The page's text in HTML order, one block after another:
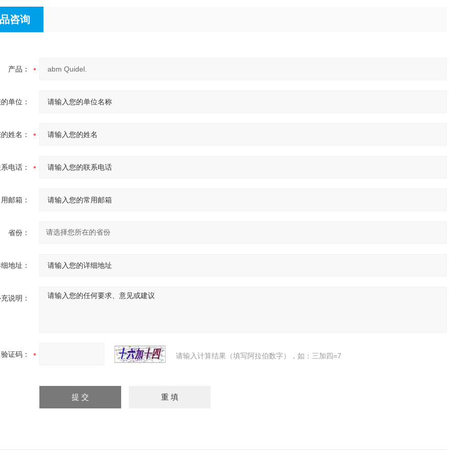
咨询
产品：
单位：
姓名：
电话：
邮箱：
省份：
地址：
说明：
验证码： 请输入计算结果（填写阿拉伯数字），如：三加四=7